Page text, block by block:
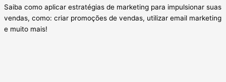
Saiba como aplicar estratégias de marketing para impulsionar suas
vendas, como: criar promoções de vendas, utilizar email marketing
e muito mais!